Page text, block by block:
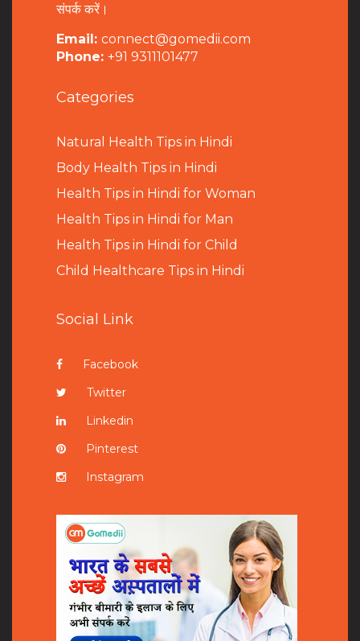
संपर्क करें।
Email: connect@gomedii.com
Phone: +91 9311101477
Categories
Natural Health Tips in Hindi
Body Health Tips in Hindi
Health Tips in Hindi for Woman
Health Tips in Hindi for Man
Health Tips in Hindi for Child
Child Healthcare Tips in Hindi
Social Link
Facebook
Twitter
Linkedin
Pinterest
Instagram